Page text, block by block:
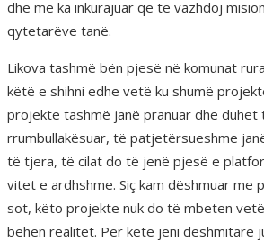
dhe më ka inkurajuar që të vazhdoj
qytetarëve tanë.
Likova tashmë bën pjesë në komunat
këtë e shihni edhe vetë ku shumë
projekte tashmë janë pranuar dhe duhet
rrumbullakësuar, të patjetërsueshme
të tjera, të cilat do të jenë pjesë e
vitet e ardhshme. Siç kam dëshmuar me
sot, këto projekte nuk do të mbeten
bëhen realitet. Për këtë jeni dëshmitarë